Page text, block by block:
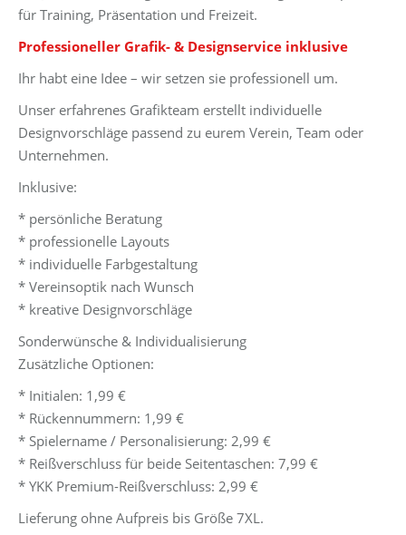
für Training, Präsentation und Freizeit.
Professioneller Grafik- & Designservice inklusive
Ihr habt eine Idee – wir setzen sie professionell um.
Unser erfahrenes Grafikteam erstellt individuelle
Designvorschläge passend zu eurem Verein, Team oder
Unternehmen.
Inklusive:
* persönliche Beratung
* professionelle Layouts
* individuelle Farbgestaltung
* Vereinsoptik nach Wunsch
* kreative Designvorschläge
Sonderwünsche & Individualisierung
Zusätzliche Optionen:
* Initialen: 1,99 €
* Rückennummern: 1,99 €
* Spielername / Personalisierung: 2,99 €
* Reißverschluss für beide Seitentaschen: 7,99 €
* YKK Premium-Reißverschluss: 2,99 €
Lieferung ohne Aufpreis bis Größe 7XL.